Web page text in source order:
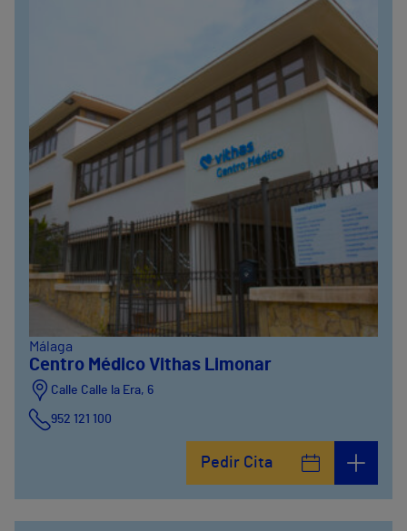
Málaga
Centro Médico Vithas Limonar
Calle Calle la Era, 6
952 121 100
Pedir Cita